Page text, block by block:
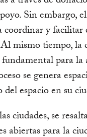
Sin embargo,
y facilitar
mismo tiempo,
para
se genera
espacio en su
ciudades, se
abiertas para la